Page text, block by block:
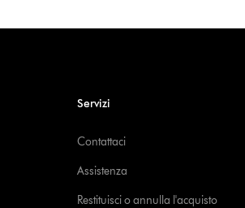
Servizi
Contattaci
Assistenza
Restituisci o annulla l'acquisto